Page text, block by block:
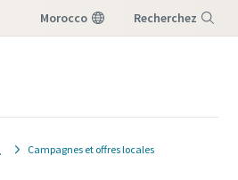
Morocco Recherchez
Campagnes et offres locales